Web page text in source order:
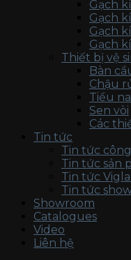
Gạch
Gạch
Gạch
Gạch
Thiết bị vệ
Bàn
Chậu
Tiểu
Sen vòi
Các
Tin tức
Tin tức
Tin tức sản
Tin tức
Tin tức
Showroom
Catalogues
Video
Liên hệ